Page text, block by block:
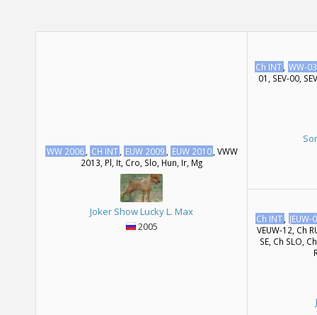
WW 2006 CH INT EUW 2009 EUW 2010 , VWW
2013, Pl, It, Cro, Slo, Hun, Ir, Mg
Joker Show Lucky L. Max
2005
Ch INT
WW-03
01, SEV-00,
Ch INT
JEUW-
VEUW-12, Ch
SE, Ch SLO,